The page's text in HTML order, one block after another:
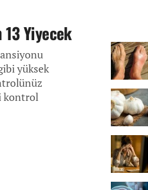
Yiyecek
yüksek
kontrol